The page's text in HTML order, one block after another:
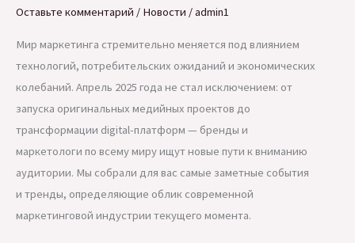
Оставьте комментарий / Новости /admin1
Мир маркетинга стремительно меняется под влиянием
технологий, потребительских ожиданий и экономических
колебаний. Апрель 2025 года не стал исключением: от
запуска оригинальных медийных проектов до
трансформации digital-платформ — бренды и
маркетологи по всему миру ищут новые пути к вниманию
аудитории. Мы собрали для вас самые заметные события
и тренды, определяющие облик современной
маркетинговой индустрии текущего момента.